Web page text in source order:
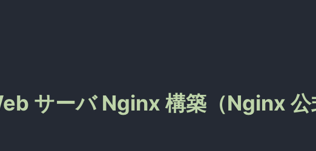
サーバ Nginx 構築（Nginx 公